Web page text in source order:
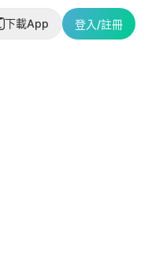
下載App 登入/註冊